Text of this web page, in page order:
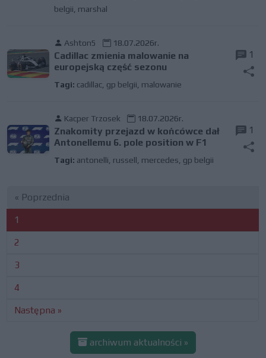
belgii marshal
Ashton5 18.07.2026r.
Cadillac zmienia malowanie na
europejską część sezonu
Tagi: cadillac, gp belgii malowanie
1
Kacper Trzosek 18.07.2026r.
Znakomity przejazd w końcówce dał
Antonellemu 6. pole position w F1
Tagi: antonelli russell mercedes gp belgii
1
« Poprzednia
1
2
3
4
Następna »
archiwum aktualności »